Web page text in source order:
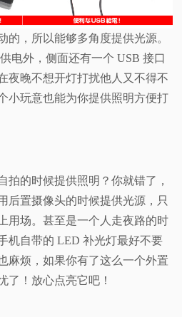
的，所以能够多角度提供光源。
电外，侧面还有一个 USB 接口
夜晚不想开灯打扰他人又不得不
小玩意也能为你提供照明方便打
拍的时候提供照明？你就错了，
后置摄像头的时候提供光源，只
用场。甚至是一个人走夜路的时
机自带的 LED 补光灯最好不要
麻烦，如果你有了这么一个外置
了！放心点亮它吧！